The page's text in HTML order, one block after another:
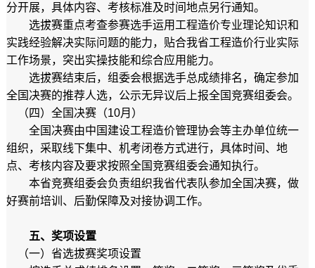
分开展，具体内容、考核标准及时间地点另行通知。
选拔赛重点考查参赛选手运用工程造价专业理论知识和
实践经验解决实际问题的能力，贴合我省工程造价行业实际
工作场景，突出实操技能和综合应用能力。
选拔赛结束后，组委会根据选手总成绩排名，确定参加
全国决赛的推荐人选，公示无异议后上报全国竞赛组委会。
（四）全国决赛（10月）
全国决赛由中国建设工程造价管理协会等主办单位统一
组织，采取线下集中、机考闭卷方式进行，具体时间、地
点、考核内容及要求按照全国竞赛组委会通知执行。
本省竞赛组委会负责组织我省代表队参加全国决赛，做
好赛前培训、后勤保障及对接协调工作。
五、奖项设置
（一）省选拔赛奖项设置